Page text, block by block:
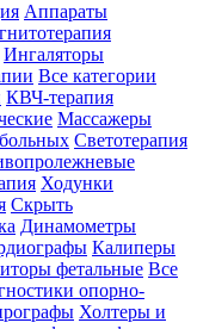
Аппараты
Ингаляторы
Все категории
КВЧ-терапия
Массажеры
Светотерапия
Ходунки
Скрыть
Динамометры
Калиперы
фетальные Все
опорно-
Холтеры и